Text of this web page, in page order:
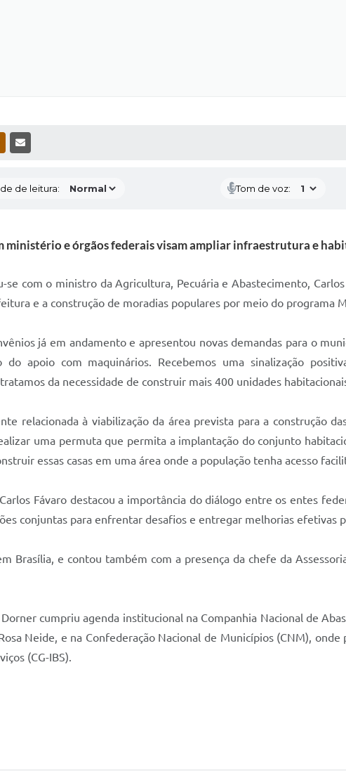
OUTRAS MÍDIAS
de leitura: Tom de voz:
ministério e órgãos federais visam ampliar infraestrutura e
com o ministro da Agricultura, Pecuária e Abastecimento,
e a construção de moradias populares por meio do programa
já em andamento e apresentou novas demandas para o
do apoio com maquinários. Recebemos uma sinalização
da necessidade de construir mais 400 unidades
relacionada à viabilização da área prevista para a construção
uma permuta que permita a implantação do conjunto
essas casas em uma área onde a população tenha acesso
Fávaro destacou a importância do diálogo entre os entes
conjuntas para enfrentar desafios e entregar melhorias efetivas
Brasília, e contou também com a presença da chefe da
cumpriu agenda institucional na Companhia Nacional de
Neide, e na Confederação Nacional de Municípios (CNM),
(CG-IBS).